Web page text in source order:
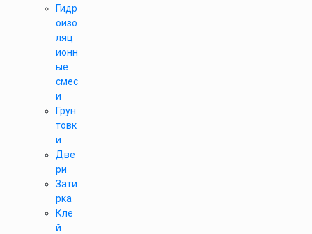
Гидр
оизо
ляц
ионн
ые
смес
и
Грун
товк
и
Две
ри
Зати
рка
Кле
й